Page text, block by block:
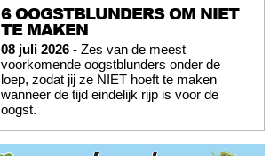
6 OOGSTBLUNDERS OM NIET
TE MAKEN
08 juli 2026 - Zes van de meest
voorkomende oogstblunders onder de
loep, zodat jij ze NIET hoeft te maken
wanneer de tijd eindelijk rijp is voor de
oogst.